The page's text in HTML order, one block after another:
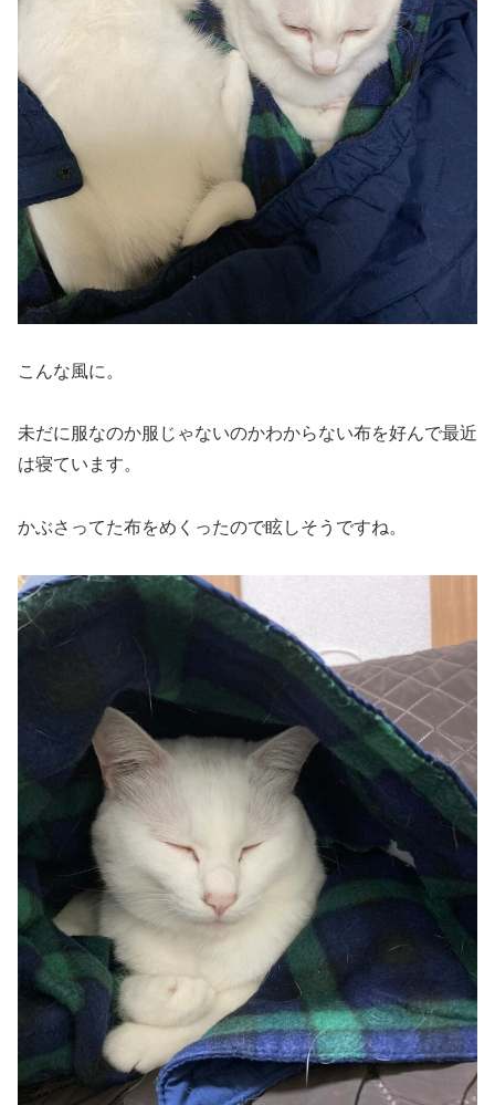
こんな風に。
未だに服なのか服じゃないのかわからない布を好んで最近
は寝ています。
かぶさってた布をめくったので眩しそうですね。